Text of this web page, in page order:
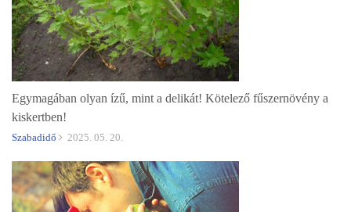
Egymagában olyan ízű, mint a delikát! Kötelező fűszernövény a
kiskertben!
Szabadidő 2025. 05. 20.